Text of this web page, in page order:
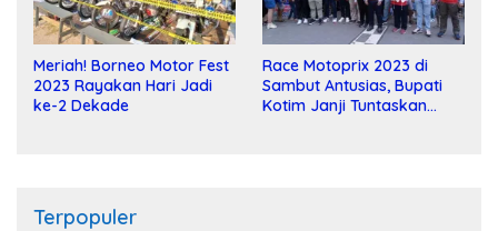
Meriah! Borneo Motor Fest
2023 Rayakan Hari Jadi
ke-2 Dekade
Race Motoprix 2023 di
Sambut Antusias, Bupati
Kotim Janji Tuntaskan
Terpopuler